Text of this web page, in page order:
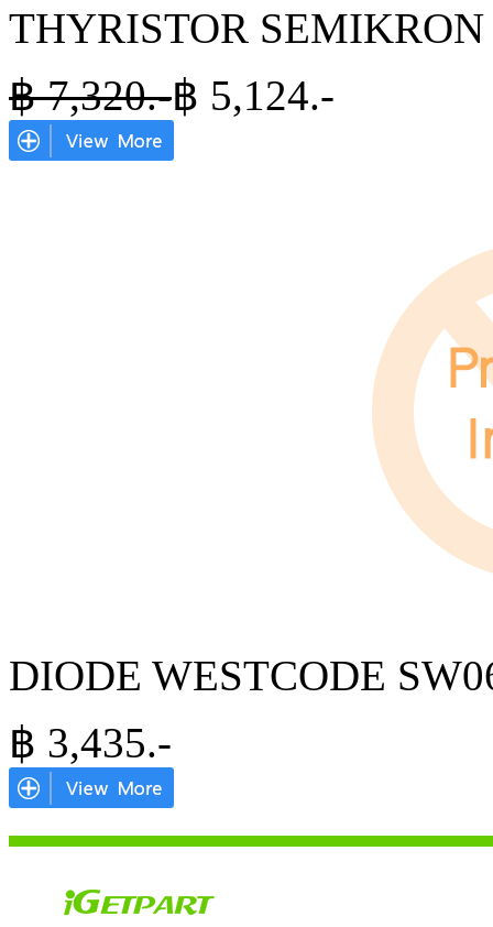
THYRISTOR
฿7,320.-฿ 5,124.-
DIODE WESTCODE
฿ 3,435.-